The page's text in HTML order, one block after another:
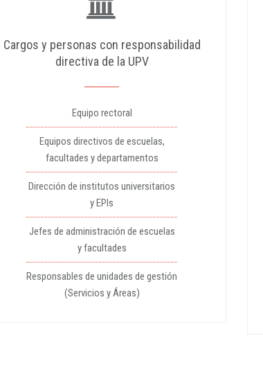
Cargos y personas con responsabilidad
directiva de la UPV
Equipo rectoral
Equipos directivos de escuelas,
facultades y departamentos
Dirección de institutos universitarios
y EPIs
Jefes de administración de escuelas
y facultades
Responsables de unidades de gestión
(Servicios y Áreas)